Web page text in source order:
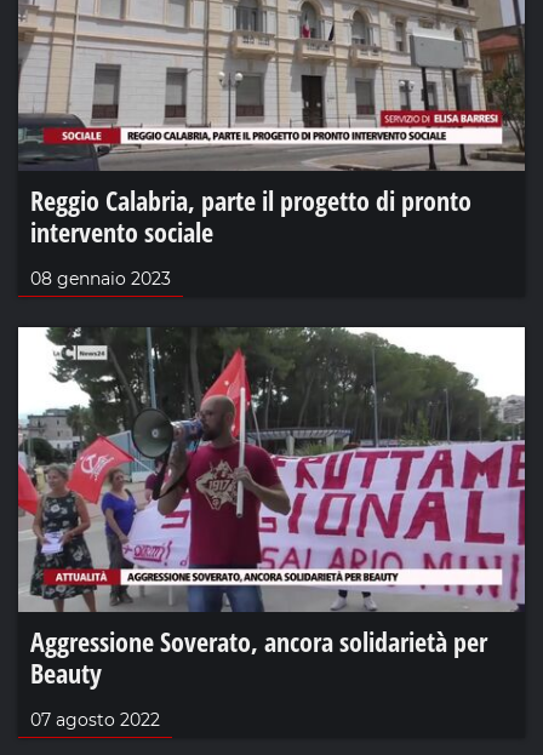
Reggio Calabria, parte il progetto di pronto
intervento sociale
08 gennaio 2023
Aggressione Soverato, ancora solidarietà per
Beauty
07 agosto 2022